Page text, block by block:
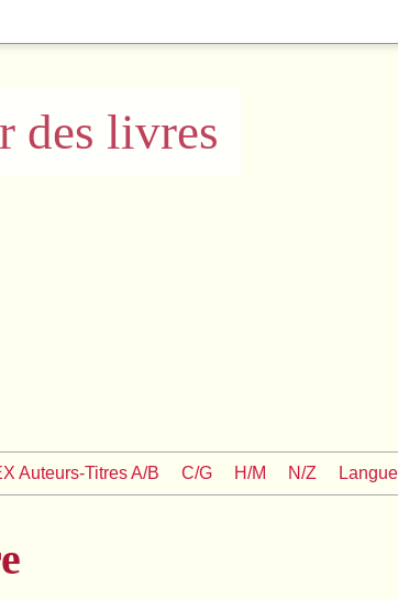
des livres
Auteurs-Titres A/B C/G H/M N/Z